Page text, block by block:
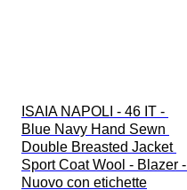
ISAIA NAPOLI - 46 IT -
Blue Navy Hand Sewn
Double Breasted Jacket
Sport Coat Wool - Blazer -
Nuovo con etichette